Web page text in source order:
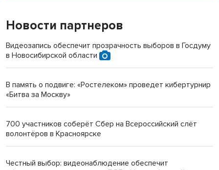
«Мы живём на пастбище!»: в новосибирском селе лошади
терроризируют жителей
Инвалид получил условный срок за избиение врачей
Новости партнеров
Видеозапись обеспечит прозрачность выборов в Госдуму
в Новосибирской области
В память о подвиге: «Ростелеком» проведет кибертурнир
«Битва за Москву»
700 участников соберёт Сбер на Всероссийский слёт
волонтёров в Красноярске
Честный выбор: видеонаблюдение обеспечит